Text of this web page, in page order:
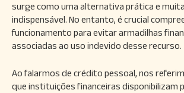
surge como uma alternativa prática e
indispensável. No entanto, é crucial
funcionamento para evitar armadilhas
associadas ao uso indevido desse recurso.
Ao falarmos de crédito pessoal, nos
que instituições financeiras disponibilizam